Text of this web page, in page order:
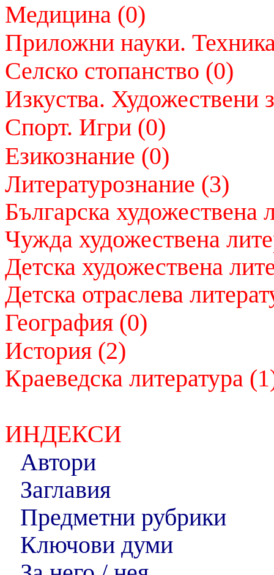
Медицина (0)
Приложни науки.
Селско стопанство (0)
Изкуства. Художествени
Спорт. Игри (0)
Езикознание (0)
Литературознание (3)
Българска художествена
Чужда художествена
Детска художествена
Детска отраслева
География (0)
История (2)
Краеведска литература
ИНДЕКСИ
Автори
Заглавия
Предметни рубрики
Ключови думи